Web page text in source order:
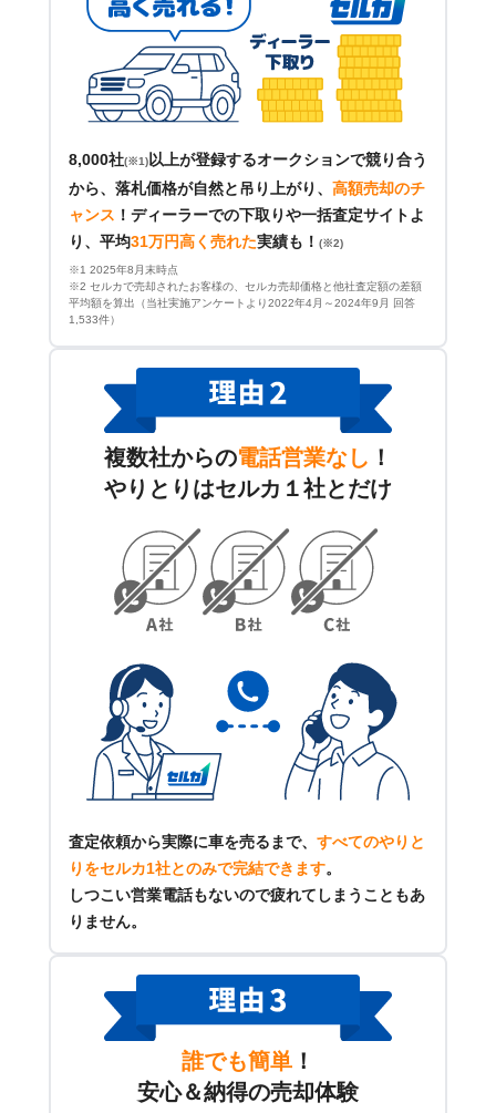
8,000社(※1) 以上が登録するオークションで競り合う
から、落札価格が自然と吊り上がり、 高額売却のチ
ャンス ！ ディーラーでの下取りや一括査定サイトよ
り、平均31万円高く売れた実績も！ (※2)
※1 2025年8月末時点
※2 セルカで売却されたお客様の、セルカ売却価格と他社査定額の差額
平均額を算出（当社実施アンケートより2022年4月～2024年9月 回答
1,533件）
複数社からの電話営業なし ！
やりとりはセルカ１社とだけ
査定依頼から実際に車を売るまで、 すべてのやりと
りをセルカ1社とのみで完結できます。
しつこい営業電話もないので疲れてしまうこともあ
りません。
誰でも簡単 ！
安心＆納得の売却体験